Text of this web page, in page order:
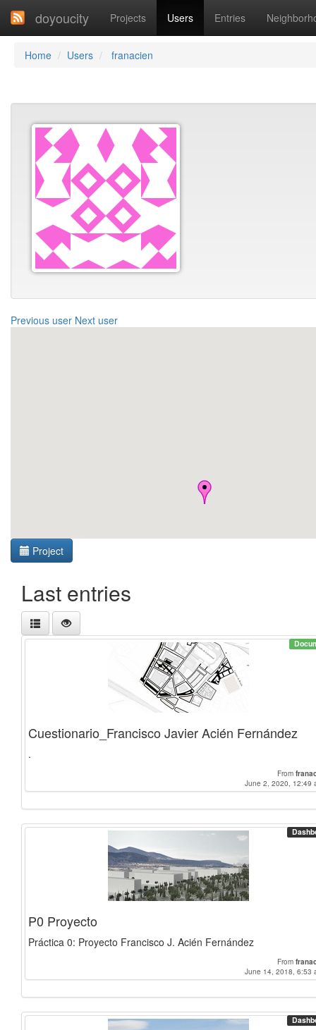
doyoucity Projects Users Entries
Home Users franacien
Previous user Next user
Project
Last entries
Cuestionario_Francisco Javier Acién Fernández
.
From
June 2, 2020, 12:49
P0 Proyecto
Práctica 0: Proyecto Francisco J. Acién Fernández
From
June 14, 2018, 6:53